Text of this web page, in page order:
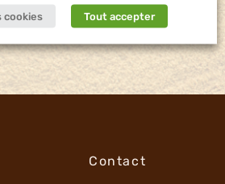
Contact
cookies Tout accepter